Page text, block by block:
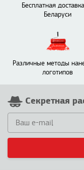
Бесплатная
Беларуси
Различные методы
логотипов
Секретная